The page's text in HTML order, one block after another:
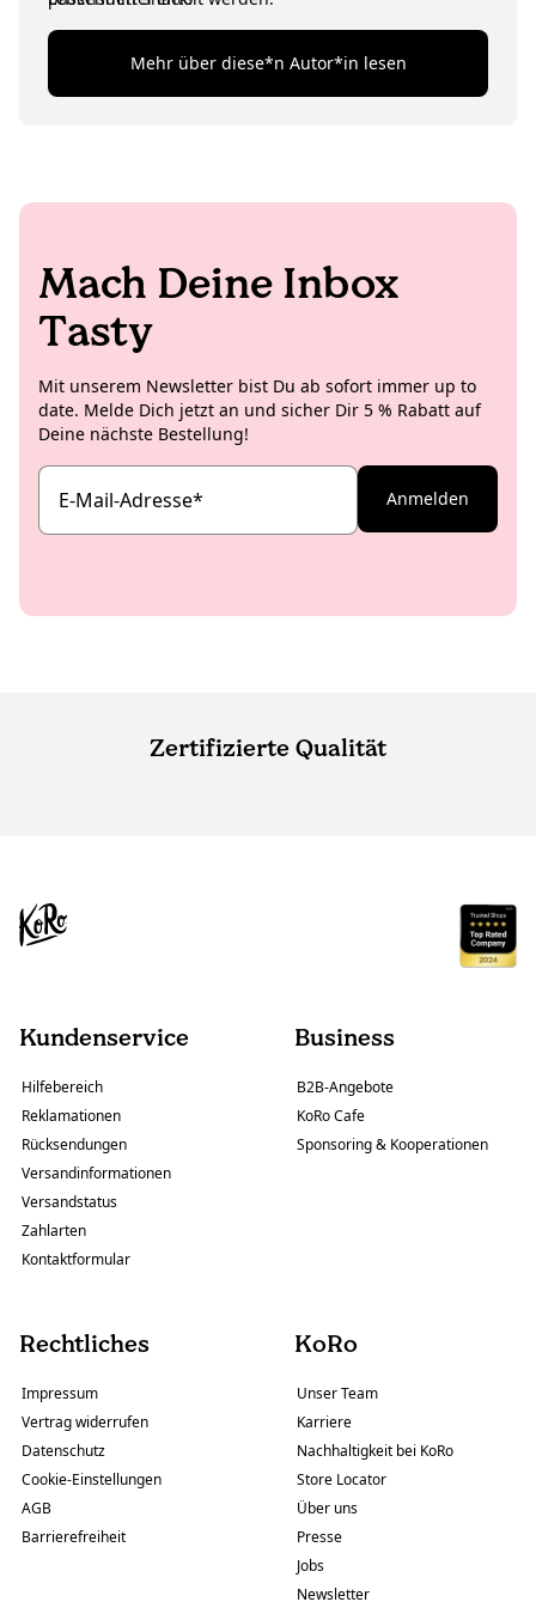
Mehr über diese*n Autor*in lesen
Mach Deine Inbox
Tasty
Mit unserem Newsletter bist Du ab sofort immer up to
date. Melde Dich jetzt an und sicher Dir 5 % Rabatt auf
Deine nächste Bestellung!
E-Mail-Adresse* Anmelden
Zertifizierte Qualität
Kundenservice
Hilfebereich
Reklamationen
Rücksendungen
Versandinformationen
Versandstatus
Zahlarten
Kontaktformular
Business
B2B-Angebote
KoRo Cafe
Sponsoring & Kooperationen
Rechtliches
Impressum
Vertrag widerrufen
Datenschutz
Cookie-Einstellungen
AGB
Barrierefreiheit
KoRo
Unser Team
Karriere
Nachhaltigkeit bei KoRo
Store Locator
Über uns
Presse
Jobs
Newsletter